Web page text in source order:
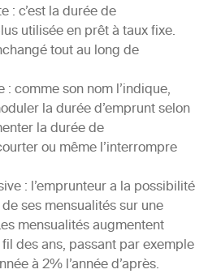
: c’est la durée de
utilisée en prêt à taux fixe.
tout au long de
: comme son nom l’indique,
la durée d’emprunt selon
la durée de
ou même l’interrompre
: l’emprunteur a la possibilité
ses mensualités sur une
mensualités augmentent
des ans, passant par exemple
à 2% l’année d’après.